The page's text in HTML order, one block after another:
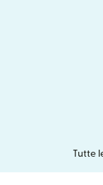
Tutte